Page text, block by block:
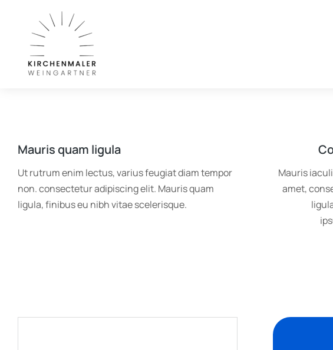
Mauris quam ligula
Ut rutrum enim lectus, varius feugiat diam tempor
non. consectetur adipiscing elit. Mauris quam
ligula, finibus eu nibh vitae scelerisque.
Mauris
amet,